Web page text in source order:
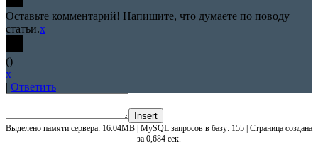
Оставьте комментарий! Напишите, что думаете по поводу
статьи.x
()
x
| Ответить
Insert
Выделено памяти сервера: 16.04MB | MySQL запросов в базу: 155 | Страница создана
за 0,684 сек.